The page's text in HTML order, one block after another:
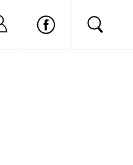
Nu ai cont?